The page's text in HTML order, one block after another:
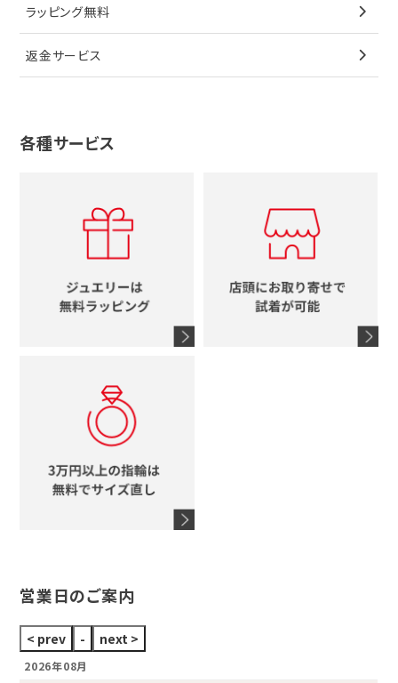
その他
ノーブランドジュエリーをすべて見る
ブローチ
その他
ティファニー
ブルガリ
グッチ
スタージュエリー
ウノアエレ
香水
シャネル
コーチ
ブランドアイテムをすべて見る
カルティエ
セイコー
メンズ時計
時計をすべて見る
4℃
グッチ
ルイヴィトン
エルメス
シャネル
タグホイヤー
花
十字架
イニシャル
ラッピング無料
返金サービス
各種サービス
営業日のご案内
2026年08月